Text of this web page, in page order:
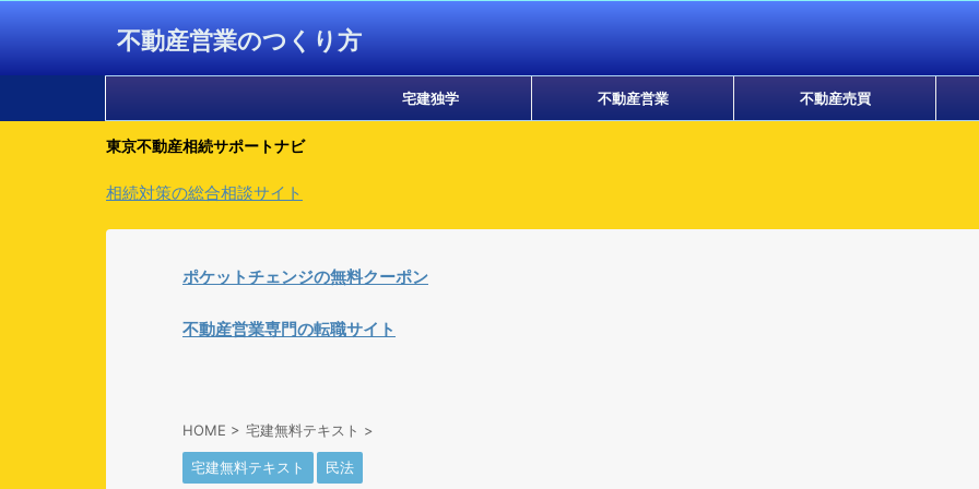
不動産営業のつくり方
宅建独学 不動産営業 不動産売買
東京不動産相続サポートナビ
相続対策の総合相談サイト
ポケットチェンジの無料クーポン
不動産営業専門の転職サイト
HOME > 宅建無料テキスト >
宅建無料テキスト 民法